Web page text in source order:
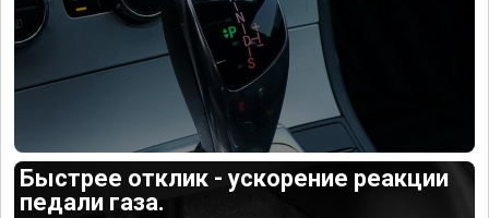
Быстрее отклик - ускорение реакции
педали газа.